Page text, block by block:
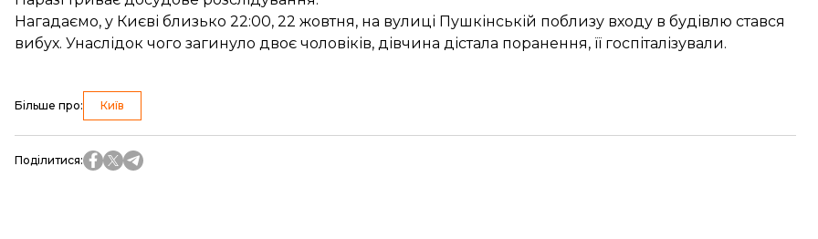
Нагадаємо, у Києві близько 22:00, 22 жовтня, на вулиці Пушкінській поблизу входу в будівлю стався
вибух. Унаслідок чого загинуло двоє чоловіків, дівчина дістала поранення, її госпіталізували.
Більше про: Київ
Поділитися: